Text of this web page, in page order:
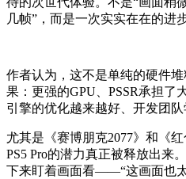
几帧”，而是一次实实在在的进步
作者认为，这不是单纯的硬件
果：更强的GPU、PSSR承担了
引擎的优化越来越好、开发团队
尤其是《赛博朋克2077》和《
PS5 Pro的潜力真正被释放出来
下来盯着画面看——“这画面也太